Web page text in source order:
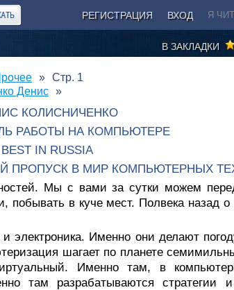
РЕГИСТРАЦИЯ ВХОД Я
В ЗАКЛАДКИ
Денис
Стр. 1
КОЛИСНИЧЕНКО
РАБОТЫ НА КОМПЬЮТЕРЕ
BEST IN RUSSIA
ПРОПУСК В МИР КОМПЬЮТЕРНЫХ
Мы с вами за сутки можем
побывать в куче мест. Полвека назад
электроника. Именно они делают
шагает по планете
Именно там, в
там разрабатываются стратегии